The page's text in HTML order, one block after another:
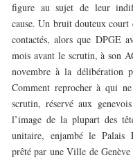
figure au sujet de leur
cause. Un bruit douteux court
contactés, alors que DPGE
mois avant le scrutin, à son
novembre à la délibération
Comment reprocher à qui
scrutin, réservé aux
l’image de la plupart des
unitaire, enjambé le Palais
prêté par une Ville de